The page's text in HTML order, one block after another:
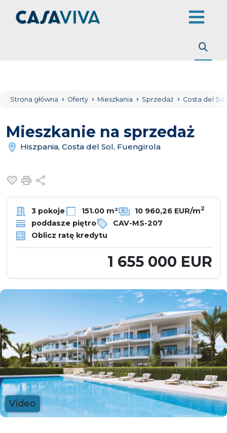
Strona główna Oferty Mieszkania Sprzedaż Costa del Sol
Mieszkanie na sprzedaż
Hiszpania, Costa del Sol, Fuengirola
Dodaj do ulubionych
Drukuj
3 pokoje 151.00 m² 10 960,26 EUR/m2
poddasze piętro
CAV-MS-207
Oblicz ratę kredytu
1 655 000 EUR
Video